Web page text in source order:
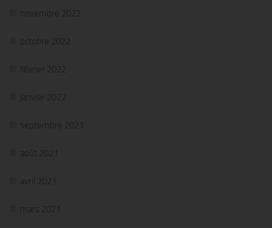
novembre 2022
octobre 2022
février 2022
janvier 2022
septembre 2021
août 2021
avril 2021
mars 2021